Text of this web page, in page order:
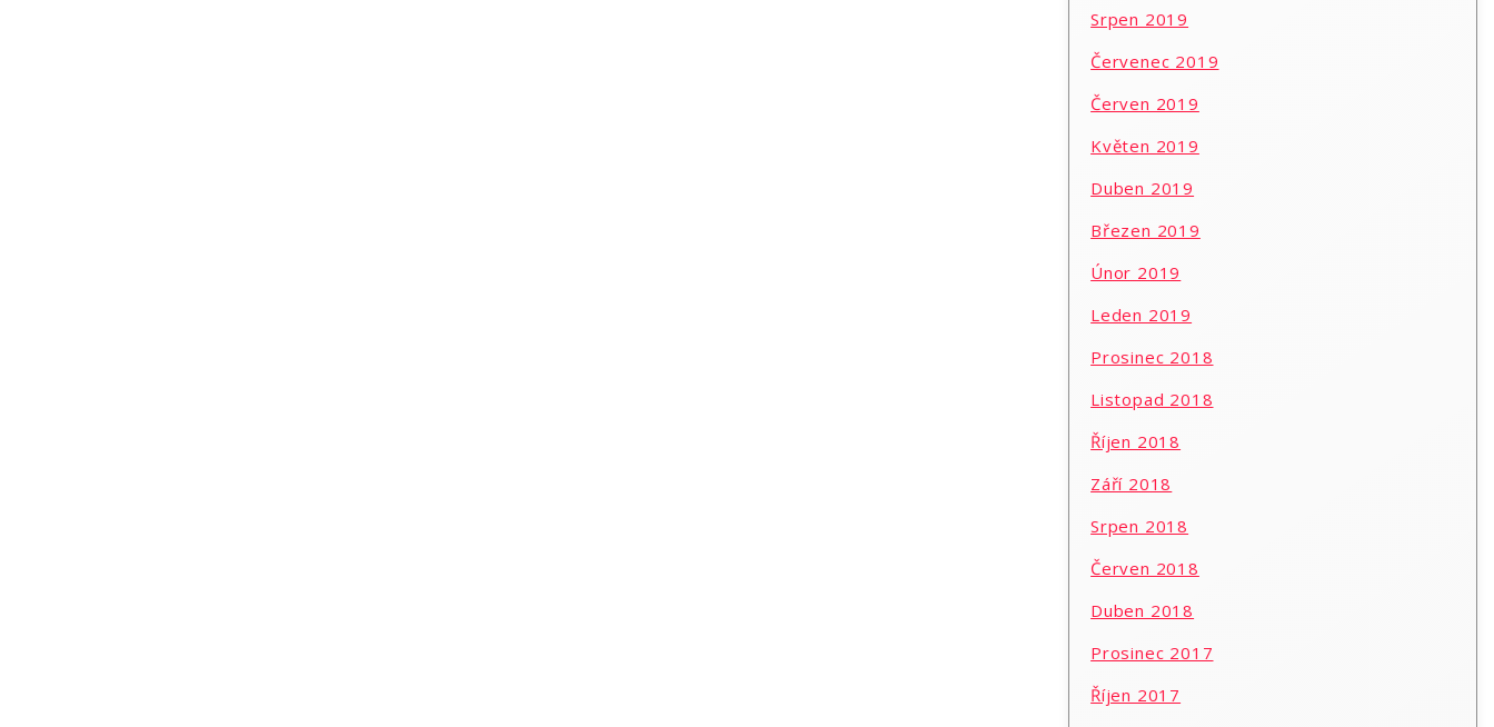
Srpen 2019
Červenec 2019
Červen 2019
Květen 2019
Duben 2019
Březen 2019
Únor 2019
Leden 2019
Prosinec 2018
Listopad 2018
Říjen 2018
Září 2018
Srpen 2018
Červen 2018
Duben 2018
Prosinec 2017
Říjen 2017